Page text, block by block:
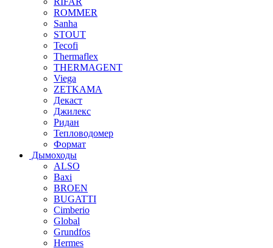
ROMMER
Sanha
STOUT
Tecofi
Thermaflex
THERMAGENT
Viega
ZETKAMA
Декаст
Джилекс
Ридан
Тепловодомер
Формат
Дымоходы
ALSO
Baxi
BROEN
BUGATTI
Cimberio
Global
Grundfos
Hermes